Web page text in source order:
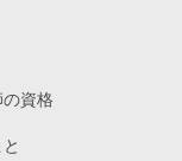
資格